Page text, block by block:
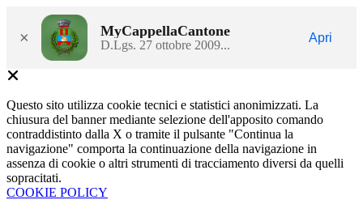
× MyCappellaCantone
D.Lgs. 27 ottobre 2009...
Apri
Questo sito utilizza cookie tecnici e statistici anonimizzati. La
chiusura del banner mediante selezione dell'apposito comando
contraddistinto dalla X o tramite il pulsante "Continua la
navigazione" comporta la continuazione della navigazione in
assenza di cookie o altri strumenti di tracciamento diversi da quelli
sopracitati.
COOKIE POLICY